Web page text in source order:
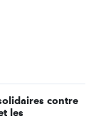
contre
les